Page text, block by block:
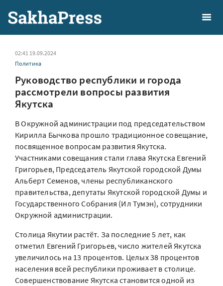
02:41 19.09.2024
Политика
Руководство республики и города
рассмотрели вопросы развития
Якутска
В Окружной администрации под председательством
Кирилла Бычкова прошло традиционное совещание,
посвященное вопросам развития Якутска.
Участниками совещания стали глава Якутска Евгений
Григорьев, Председатель Якутской городской Думы
Альберт Семенов, члены республиканского
правительства, депутаты Якутской городской Думы и
Государственного Собрания (Ил Тумэн), сотрудники
Окружной администрации.
Столица Якутии растёт. За последние 5 лет, как
отметил Евгений Григорьев, число жителей Якутска
увеличилось на 13 процентов. Целых 38 процентов
населения всей республики проживает в столице.
Совершенствование Якутска становится одной из